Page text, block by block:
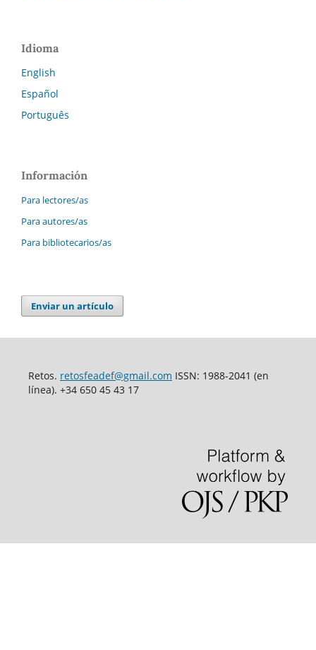
Idioma
English
Español
Português
Información
Para lectores/as
Para autores/as
Para bibliotecarios/as
Enviar un artículo
Retos. retosfeadef@gmail.com ISSN: 1988-2041 (en
línea). +34 650 45 43 17